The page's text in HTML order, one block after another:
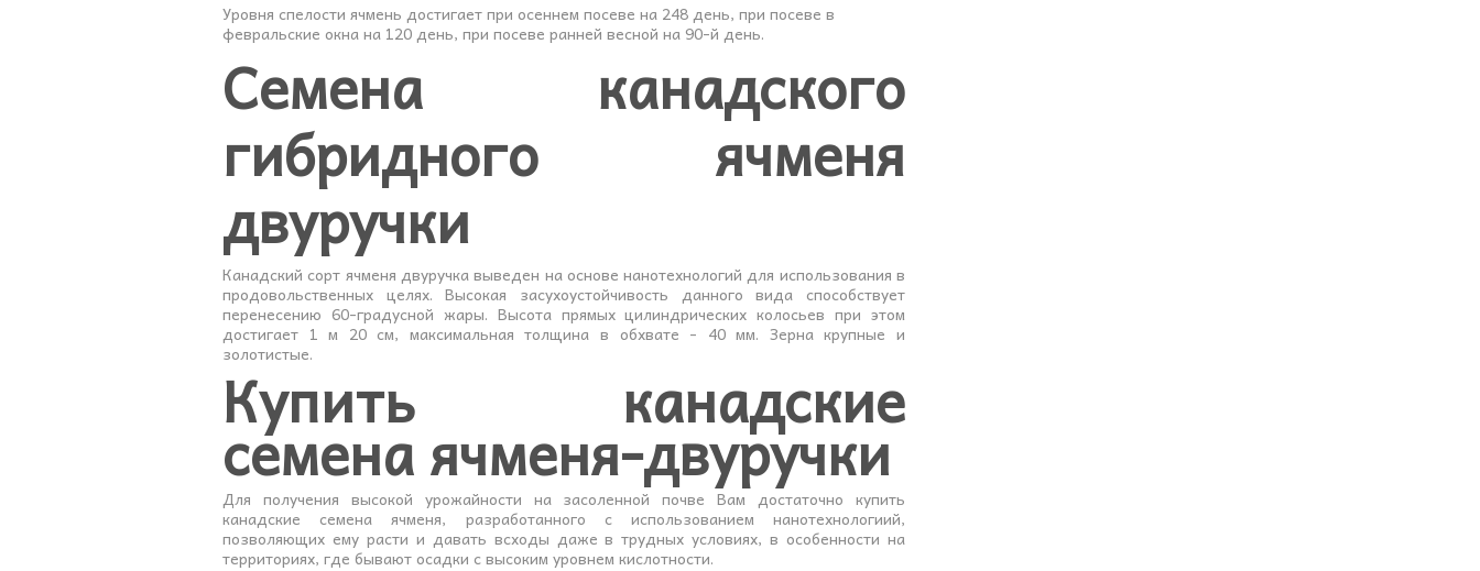
Уровня спелости ячмень достигает при осеннем посеве на 248 день, при посеве в
февральские окна на 120 день, при посеве ранней весной на 90-й день.
Семена канадского
гибридного ячменя
двуручки
Канадский сорт ячменя двуручка выведен на основе нанотехнологий для использования в
продовольственных целях. Высокая засухоустойчивость данного вида способствует
перенесению 60-градусной жары. Высота прямых цилиндрических колосьев при этом
достигает 1 м 20 см, максимальная толщина в обхвате - 40 мм. Зерна крупные и
золотистые.
Купить канадские
семена ячменя-двуручки
Для получения высокой урожайности на засоленной почве Вам достаточно купить
канадские семена ячменя, разработанного с использованием нанотехнологиий,
позволяющих ему расти и давать всходы даже в трудных условиях, в особенности на
территориях, где бывают осадки с высоким уровнем кислотности.